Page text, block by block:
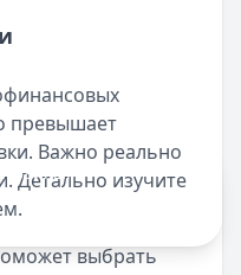
превышает
Важно реально
Детально изучите
выбрать
файлы.